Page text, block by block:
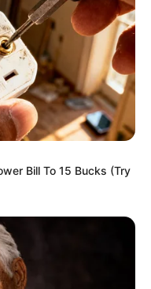
คม 2562 โดย อ.คฑา ชิน
Bill To 15 Bucks (Try